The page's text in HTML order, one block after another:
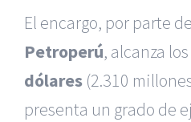
El encargo, por parte
Petroperú, alcanza los
dólares (2.310
presenta un grado de